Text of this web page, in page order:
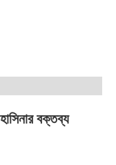
বক্তব্য